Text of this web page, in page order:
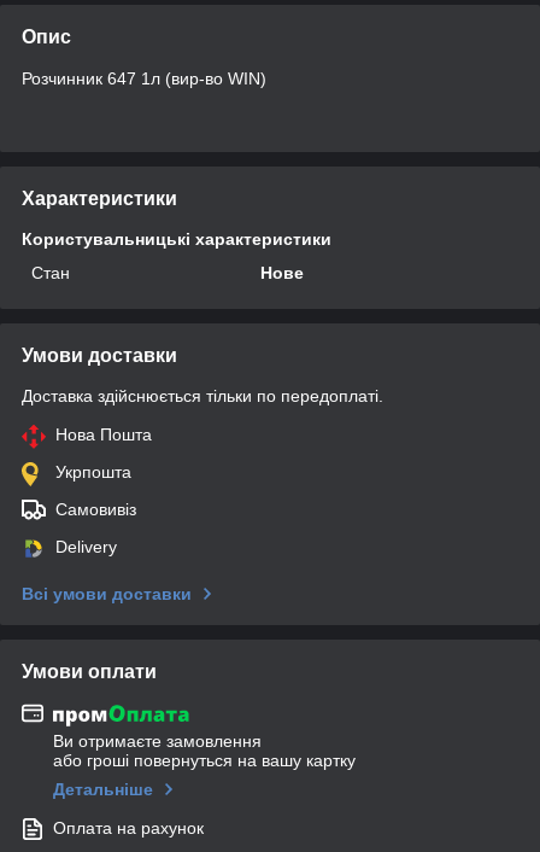
Опис
Розчинник 647 1л (вир-во WIN)
Характеристики
Користувальницькі характеристики
Стан
Нове
Умови доставки
Доставка здійснюється тільки по передоплаті.
Нова Пошта
Укрпошта
Самовивіз
Delivery
Всі умови доставки
Умови оплати
Ви отримаєте замовлення
або гроші повернуться на вашу картку
Детальніше
Оплата на рахунок